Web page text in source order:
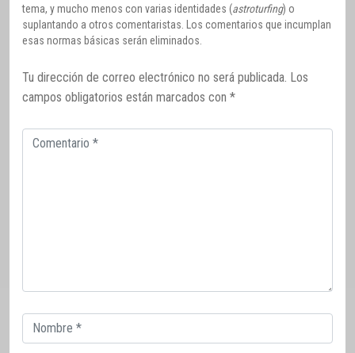
tema, y mucho menos con varias identidades (astroturfing) o
suplantando a otros comentaristas. Los comentarios que incumplan
esas normas básicas serán eliminados.
Tu dirección de correo electrónico no será publicada. Los
campos obligatorios están marcados con *
Comentario
Correo
electrónico